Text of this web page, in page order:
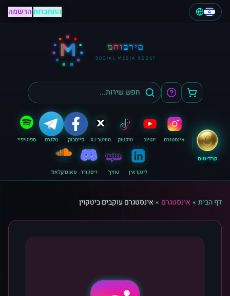
התחברות|הרשמה
M מחוברים
SOCIAL MEDIA BOOST
קרדיטים
אינסטגרם יוטיוב טיקטוק טוויטר / X פייסבוק טלגרם ספוטיפיי
לינקדאין טוויץ׳ דיסקורד סאונדקלאוד
דף הבית » אינסטגרם » אינסטגרם עוקבים ביטקוין